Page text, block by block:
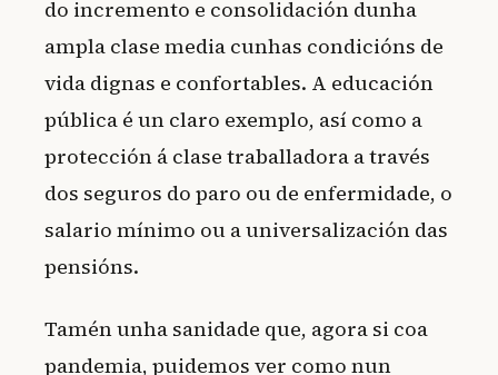
do incremento e consolidación dunha
ampla clase media cunhas condicións de
vida dignas e confortables. A educación
pública é un claro exemplo, así como a
protección á clase traballadora a través
dos seguros do paro ou de enfermidade, o
salario mínimo ou a universalización das
pensións.
Tamén unha sanidade que, agora si coa
pandemia, puidemos ver como nun